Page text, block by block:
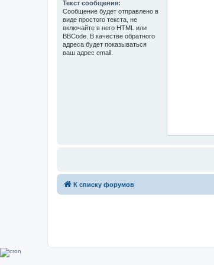
Текст сообщения:
Сообщение будет отправлено в
виде простого текста, не
включайте в него HTML или
BBCode. В качестве обратного
адреса будет показываться
ваш адрес email.
К списку форумов